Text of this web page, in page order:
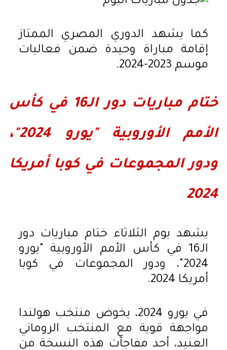
كما يشهد الدوري المصري الممتاز
إقامة مباراة وحيدة ضمن فعاليات
موسم 2023-2024.
ختام مباريات دور الـ16 في كأس
الأمم الأوروبية "يورو 2024"،
ودور المجموعات في كوبا أمريكا
2024
يشهد يوم الثلاثاء ختام مباريات دور
الـ16 في كأس الأمم الأوروبية "يورو
2024"، ودور المجموعات في كوبا
أمريكا 2024.
في يورو 2024، يخوض منتخب هولندا
مواجهة قوية مع المنتخب الروماني
العنيد، أحد مفاجآت هذه النسخة من